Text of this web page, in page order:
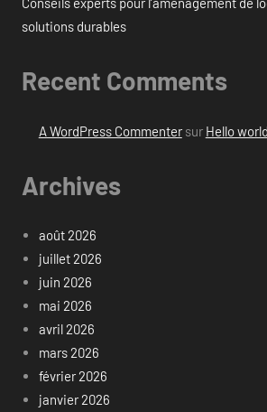
solutions durables
Recent Comments
A WordPress Commentersur Hello
Archives
août 2026
juillet 2026
juin 2026
mai 2026
avril 2026
mars 2026
février 2026
janvier 2026